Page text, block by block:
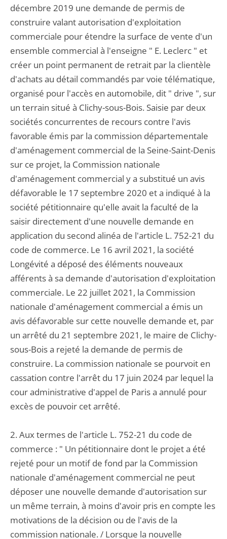
décembre 2019 une demande de permis de
construire valant autorisation d'exploitation
commerciale pour étendre la surface de vente d'un
ensemble commercial à l'enseigne " E. Leclerc " et
créer un point permanent de retrait par la clientèle
d'achats au détail commandés par voie télématique,
organisé pour l'accès en automobile, dit " drive ", sur
un terrain situé à Clichy-sous-Bois. Saisie par deux
sociétés concurrentes de recours contre l'avis
favorable émis par la commission départementale
d'aménagement commercial de la Seine-Saint-Denis
sur ce projet, la Commission nationale
d'aménagement commercial y a substitué un avis
défavorable le 17 septembre 2020 et a indiqué à la
société pétitionnaire qu'elle avait la faculté de la
saisir directement d'une nouvelle demande en
application du second alinéa de l'article L. 752-21 du
code de commerce. Le 16 avril 2021, la société
Longévité a déposé des éléments nouveaux
afférents à sa demande d'autorisation d'exploitation
commerciale. Le 22 juillet 2021, la Commission
nationale d'aménagement commercial a émis un
avis défavorable sur cette nouvelle demande et, par
un arrêté du 21 septembre 2021, le maire de Clichy-
sous-Bois a rejeté la demande de permis de
construire. La commission nationale se pourvoit en
cassation contre l'arrêt du 17 juin 2024 par lequel la
cour administrative d'appel de Paris a annulé pour
excès de pouvoir cet arrêté.
2. Aux termes de l'article L. 752-21 du code de
commerce : " Un pétitionnaire dont le projet a été
rejeté pour un motif de fond par la Commission
nationale d'aménagement commercial ne peut
déposer une nouvelle demande d'autorisation sur
un même terrain, à moins d'avoir pris en compte les
motivations de la décision ou de l'avis de la
commission nationale. / Lorsque la nouvelle